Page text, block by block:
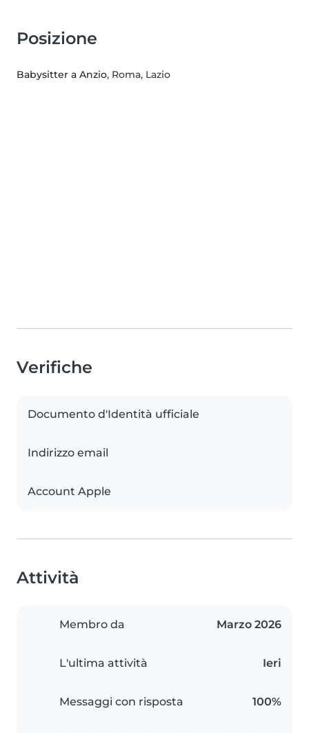
Posizione
Babysitter a Anzio, Roma, Lazio
Verifiche
Documento d'Identità ufficiale
Indirizzo email
Account Apple
Attività
Membro da Marzo 2026
L'ultima attività Ieri
Messaggi con risposta 100%